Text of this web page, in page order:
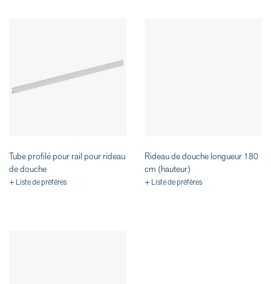
Tube profilé pour rail pour rideau
de douche
+ Liste de préféres
Rideau de douche longueur 180
cm (hauteur)
+ Liste de préféres